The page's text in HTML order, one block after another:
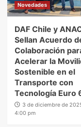
Novedades
DAF Chile y
Sellan Acuerdo
Colaboración
Acelerar la
Sostenible en el
Transporte con
Tecnología Euro
3 de diciembre de
4:00 pm